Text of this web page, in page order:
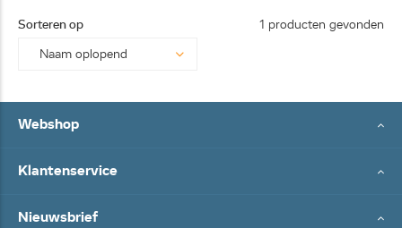
Sorteren op 1 producten gevonden
Webshop
Klantenservice
Nieuwsbrief